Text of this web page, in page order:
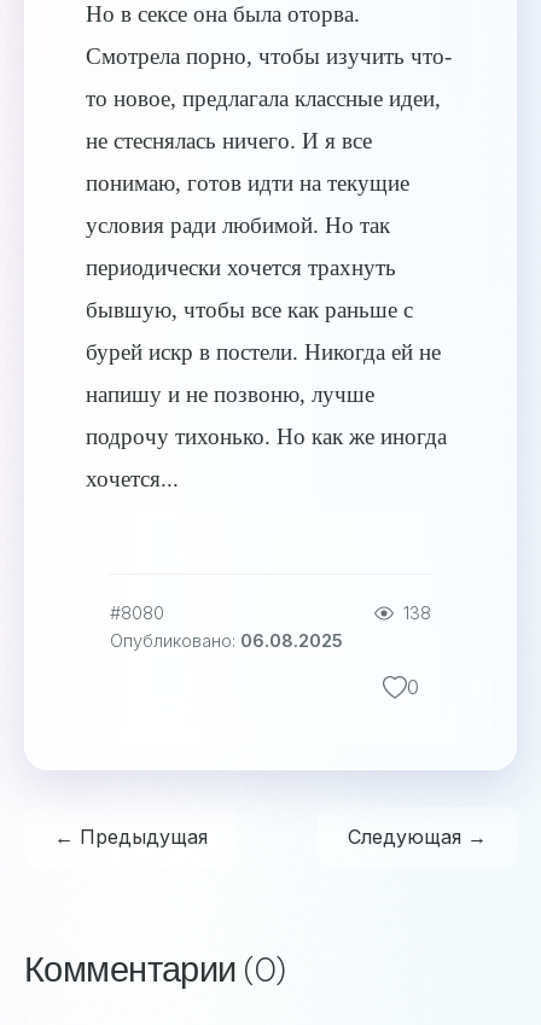
Но в сексе она была оторва.
Смотрела порно, чтобы изучить что-
то новое, предлагала классные идеи,
не стеснялась ничего. И я все
понимаю, готов идти на текущие
условия ради любимой. Но так
периодически хочется трахнуть
бывшую, чтобы все как раньше с
бурей искр в постели. Никогда ей не
напишу и не позвоню, лучше
подрочу тихонько. Но как же иногда
хочется...
#8080
138
Опубликовано: 06.08.2025
0
← Предыдущая Следующая →
Комментарии (0)